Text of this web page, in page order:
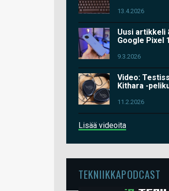
13.4.2026
Uusi artikkeli
Google Pixel
9.3.2026
Video:
Kithara -
11.2.2026
Lisää videoita
TEKNIIKKAPODCAST